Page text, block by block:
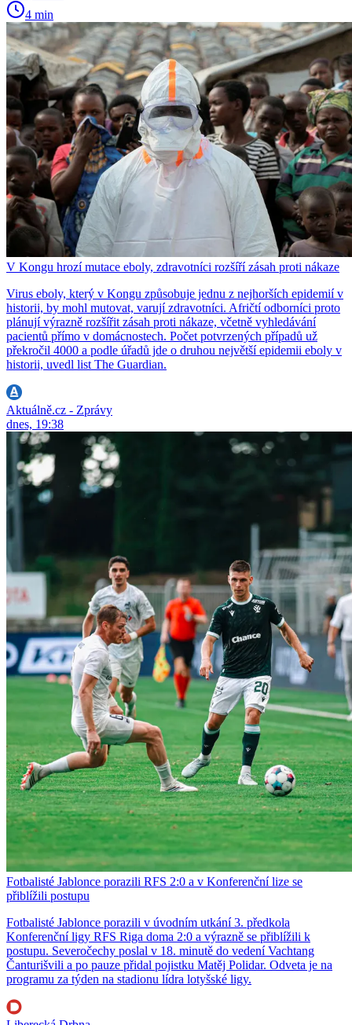
4 min
V Kongu hrozí mutace eboly, zdravotníci rozšíří zásah proti nákaze
Virus eboly, který v Kongu způsobuje jednu z nejhorších epidemií v
historii, by mohl mutovat, varují zdravotníci. Afričtí odborníci proto
plánují výrazně rozšířit zásah proti nákaze, včetně vyhledávání
pacientů přímo v domácnostech. Počet potvrzených případů už
překročil 4000 a podle úřadů jde o druhou největší epidemii eboly v
historii, uvedl list The Guardian.
Aktuálně.cz - Zprávy
dnes, 19:38
Fotbalisté Jablonce porazili RFS 2:0 a v Konferenční lize se
přiblížili postupu
Fotbalisté Jablonce porazili v úvodním utkání 3. předkola
Konferenční ligy RFS Riga doma 2:0 a výrazně se přiblížili k
postupu. Severočechy poslal v 18. minutě do vedení Vachtang
Čanturišvili a po pauze přidal pojistku Matěj Polidar. Odveta je na
programu za týden na stadionu lídra lotyšské ligy.